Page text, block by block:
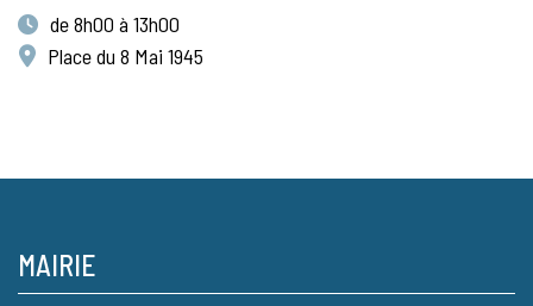
de 8h00 à 13h00
Place du 8 Mai 1945
MAIRIE